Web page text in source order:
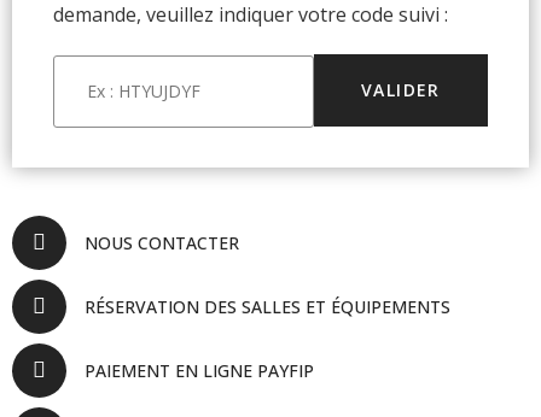
demande, veuillez indiquer votre code suivi :
NOUS CONTACTER
RÉSERVATION DES SALLES ET ÉQUIPEMENTS
PAIEMENT EN LIGNE PAYFIP